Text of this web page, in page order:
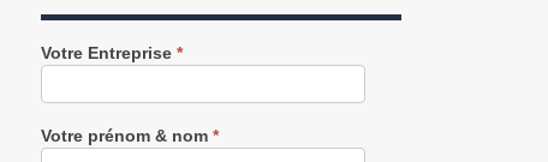
Recevez
notre
gratuitement
Votre Entreprise *
Votre prénom & nom *